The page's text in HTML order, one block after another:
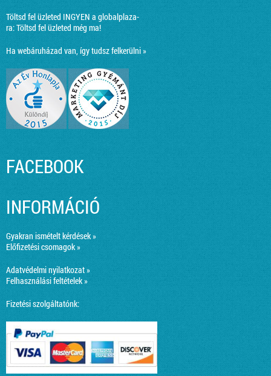
Töltsd fel üzleted INGYEN a globalplaza-
ra:Töltsd fel üzleted még ma!
Ha webáruházad van, így tudsz felkerülni »
FACEBOOK
INFORMÁCIÓ
Gyakran ismételt kérdések »
Előfizetési csomagok »
Adatvédelmi nyilatkozat »
Felhasználási feltételek »
Fizetési szolgáltatónk: